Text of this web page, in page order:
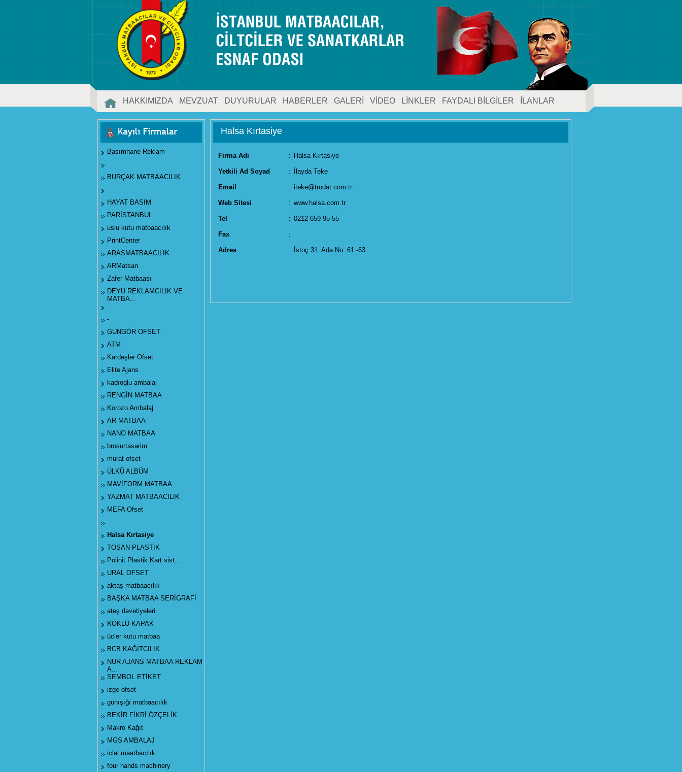
HAKKIMIZDA MEVZUAT DUYURULAR HABERLER GALERİ VİDEO LİNKLER FAYDALI BİLGİLER İLANLAR
İLETİŞİM
Basımhane Reklam
BURÇAK MATBAACILIK
HAYAT BASIM
PARİSTANBUL
uslu kutu matbaacılık
PrintCenter
ARASMATBAACILIK
ARMatsan
Zafer Matbaası
DEYU REKLAMCILIK VE
MATBA...
-
GÜNGÖR OFSET
ATM
Kardeşler Ofset
Elite Ajans
kadıoglu ambalaj
RENGİN MATBAA
Korozo Ambalaj
AR MATBAA
NANO MATBAA
brosurtasarim
murat ofset
ÜLKÜ ALBÜM
MAVİFORM MATBAA
YAZMAT MATBAACILIK
MEFA Ofset
Halsa Kırtasiye
TOSAN PLASTİK
Polinit Plastik Kart sist...
URAL OFSET
aktaş matbaacılık
BAŞKA MATBAA SERİGRAFİ
ateş davetiyeleri
KÖKLÜ KAPAK
ücler kutu matbaa
BCB KAĞITCILIK
NUR AJANS MATBAA REKLAM
A...
SEMBOL ETİKET
izge ofset
günışığı matbaacılık
BEKİR FİKRİ ÖZÇELİK
Makro Kağıt
MGS AMBALAJ
iclal maatbacılık
four hands machinery
Halsa Kırtasiye
Firma Adı : Halsa Kırtasiye
Yetkili Ad Soyad : İlayda Teke
Email : iteke@trodat.com.tr
Web Sitesi : www.halsa.com.tr
Tel : 0212 659 95 55
Fax :
Adres : İstoç 31. Ada No: 61 -63